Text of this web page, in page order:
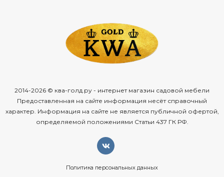
2014-2026 © ква-голд.ру - интернет магазин садовой мебели
Предоставленная на сайте информация несёт справочный
характер. Информация на сайте не является публичной офертой,
определяемой положениями Статьи 437 ГК РФ.
Политика персональных данных